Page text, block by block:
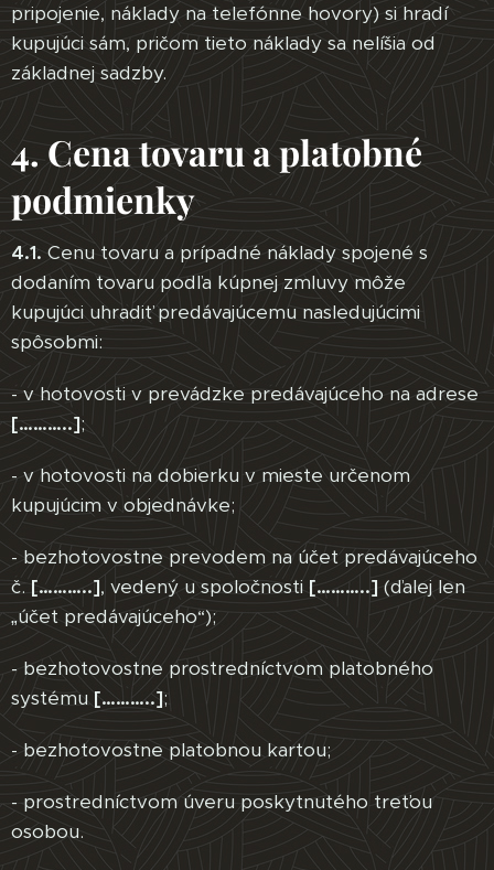
pripojenie, náklady na telefónne hovory) si hradí
kupujúci sám, pričom tieto náklady sa nelíšia od
základnej sadzby.
4. Cena tovaru a platobné
podmienky
4.1.Cenu tovaru a prípadné náklady spojené s
dodaním tovaru podľa kúpnej zmluvy môže
kupujúci uhradiť predávajúcemu nasledujúcimi
spôsobmi:
- v hotovosti v prevádzke predávajúceho na adrese
[………..];
- v hotovosti na dobierku v mieste určenom
kupujúcim v objednávke;
- bezhotovostne prevodem na účet predávajúceho
č. [………..], vedený u spoločnosti [………..] (ďalej len
„účet predávajúceho“);
- bezhotovostne prostredníctvom platobného
systému[………..];
- bezhotovostne platobnou kartou;
- prostredníctvom úveru poskytnutého treťou
osobou.